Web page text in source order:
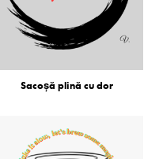
Sacoşă plină cu dor